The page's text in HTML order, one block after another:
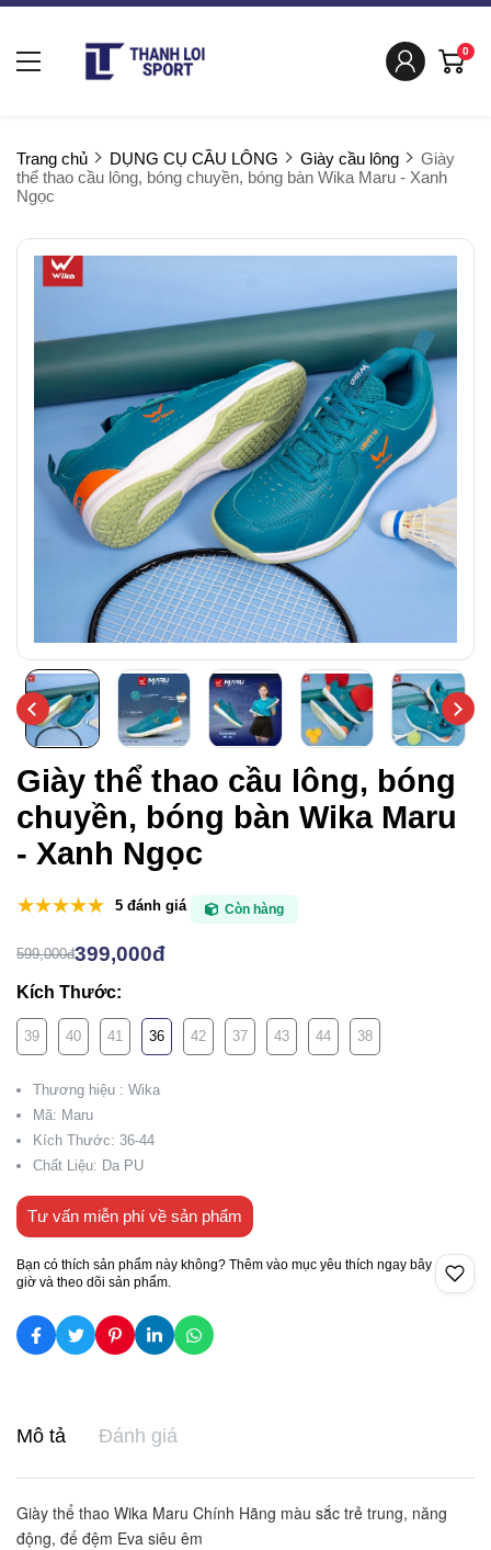
0
Trang chủ DỤNG CỤ CẦU LÔNG Giày cầu lông
Giày
thể thao cầu lông, bóng chuyền, bóng bàn Wika Maru - Xanh
Ngọc
Giày thể thao cầu lông, bóng
chuyền, bóng bàn Wika Maru
- Xanh Ngọc
5 đánh giá Còn hàng
599,000đ399,000đ
Kích Thước:
39 40 41 36 42 37 43 44 38
Thương hiệu : Wika
Mã: Maru
Kích Thước: 36-44
Chất Liệu: Da PU
Tư vấn miễn phí về sản phẩm
Bạn có thích sản phẩm này không? Thêm vào mục yêu thích ngay bây
giờ và theo dõi sản phẩm.
Mô tả Đánh giá
Giày thể thao Wika Maru Chính Hãng màu sắc trẻ trung, năng
động, đế đệm Eva siêu êm